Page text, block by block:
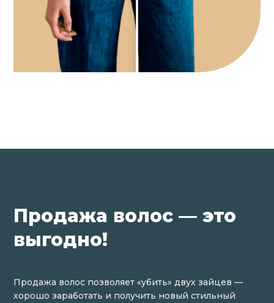
Продажа волос — это
выгодно!
Продажа волос позволяет «убить» двух зайцев —
хорошо заработать и получить новый стильный